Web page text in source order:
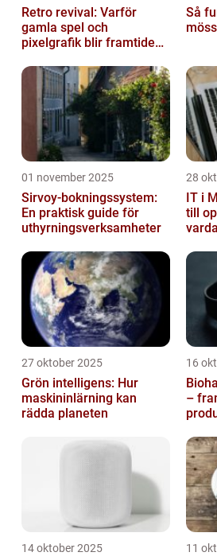
Retro revival: Varför
gamla spel och
pixelgrafik blir framtidens
Så
01 november 2025
Sirvoy-bokningssystem:
En praktisk guide för
uthyrningsverksamheter
28
IT i
till
27 oktober 2025
Grön intelligens: Hur
maskininlärning kan
rädda planeten
16
–
14 oktober 2025 11